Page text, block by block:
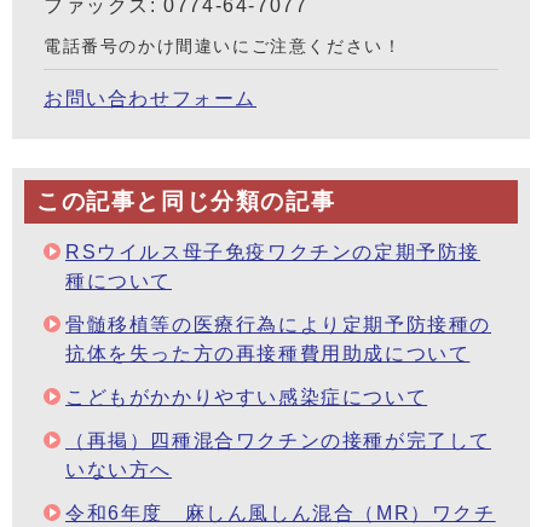
ファックス: 0774-64-7077
電話番号のかけ間違いにご注意ください！
お問い合わせフォーム
この記事と同じ分類の記事
RSウイルス母子免疫ワクチンの定期予防接
種について
骨髄移植等の医療行為により定期予防接種の
抗体を失った方の再接種費用助成について
こどもがかかりやすい感染症について
（再掲）四種混合ワクチンの接種が完了して
いない方へ
令和6年度 麻しん風しん混合（MR）ワクチ